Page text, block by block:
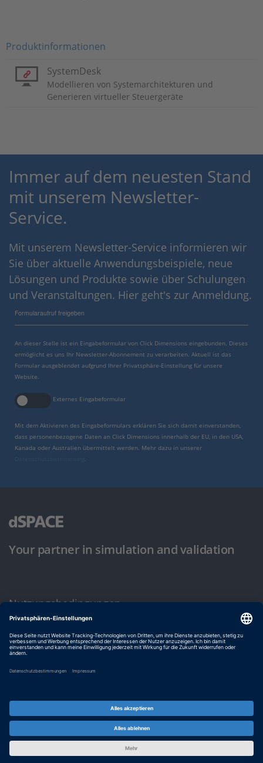
Produktinformationen
SystemDesk
Modellieren von Systemarchitekturen und
Generieren virtueller Steuergeräte
Immer auf dem neuesten Stand
mit unserem Newsletter-
Service.
Mit unserem Newsletter-Service informieren wir
Sie über aktuelle Anwendungsbeispiele, neue
Lösungen und Produkte sowie über Schulungen
und Veranstaltungen. Hier geht's zur Anmeldung.
Formularaufruf freigeben
An dieser Stelle ist ein Eingabeformular von Click Dimensions eingebunden. Dieses
ermöglicht es uns Ihr Newsletter-Abonnement zu verarbeiten. Aktuell ist das
Formular ausgeblendet aufgrund Ihrer Privatsphäre-Einstellung für unsere
Website.
Externes Eingabeformular
Mit dem Aktivieren des Eingabeformulars erklären Sie sich damit einverstanden,
dass personenbezogene Daten an Click Dimensions innerhalb der EU, in den USA,
Kanada oder Australien übermittelt werden. Mehr dazu in unserer
.
Your partner in simulation and validation
Nutzungsbedingungen
Impressum & Allgemeine Geschäftsbedingungen
© dSPACE